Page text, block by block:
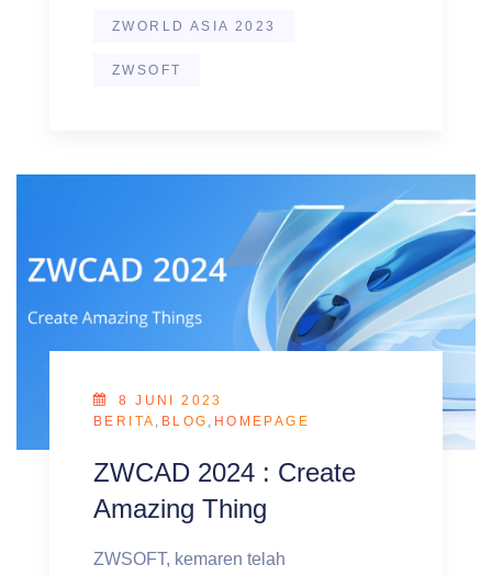
ZWORLD ASIA 2023
ZWSOFT
8 JUNI 2023
BERITA
BLOG HOMEPAGE
ZWCAD 2024 : Create
Amazing Thing
ZWSOFT, kemaren telah